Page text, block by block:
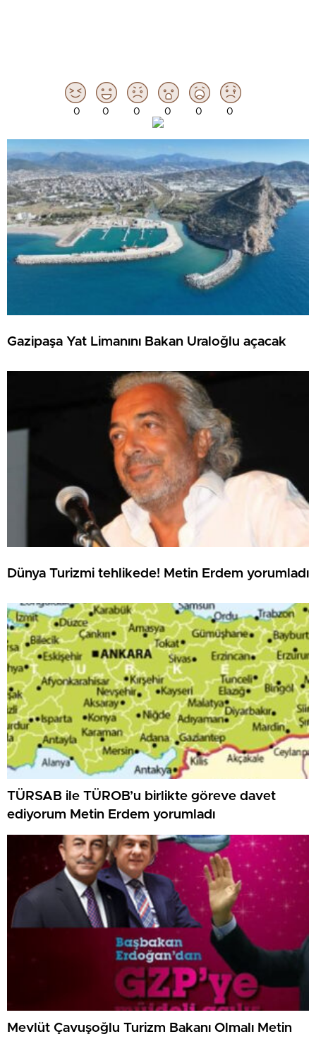
0 0 0 0 0 0
Gazipaşa Yat Limanını Bakan Uraloğlu açacak
Dünya Turizmi tehlikede! Metin Erdem yorumladı
TÜRSAB ile TÜROB’u birlikte göreve davet
ediyorum Metin Erdem yorumladı
Mevlüt Çavuşoğlu Turizm Bakanı Olmalı Metin